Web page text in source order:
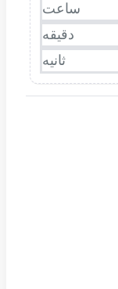
ساعت
دقیقه
ثانیه